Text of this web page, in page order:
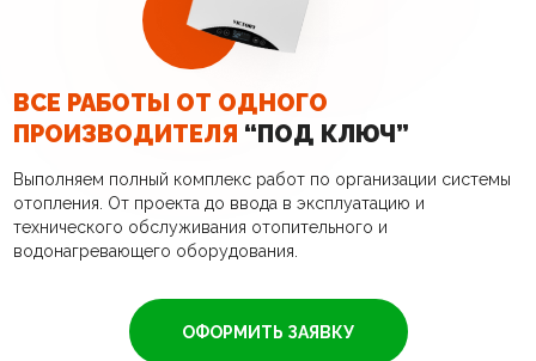
ВСЕ РАБОТЫ ОТ ОДНОГО
ПРОИЗВОДИТЕЛЯ “ПОД КЛЮЧ”
Выполняем полный комплекс работ по организации системы
отопления. От проекта до ввода в эксплуатацию и
технического обслуживания отопительного и
водонагревающего оборудования.
ОФОРМИТЬ ЗАЯВКУ